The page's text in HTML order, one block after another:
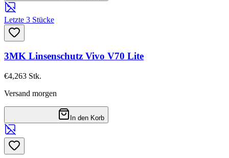
Letzte 3 Stücke
3MK Linsenschutz Vivo V70 Lite
€4,263 Stk.
Versand morgen
In den Korb